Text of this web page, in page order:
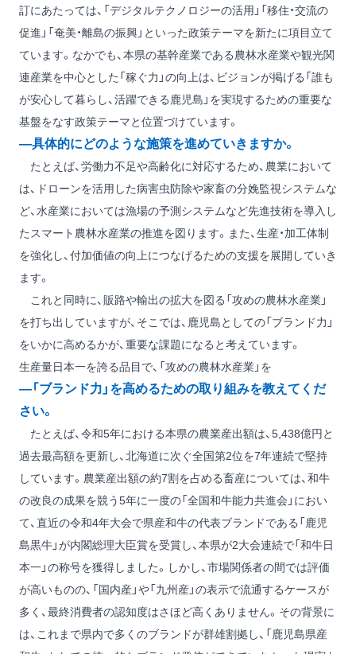
訂にあたっては、「デジタルテクノロジーの活用」「移住・交流の
促進」「奄美・離島の振興」といった政策テーマを新たに項目立て
ています。なかでも、本県の基幹産業である農林水産業や観光関
連産業を中心とした「稼ぐ力」の向上は、ビジョンが掲げる「誰も
が安心して暮らし、活躍できる鹿児島」を実現するための重要な
基盤をなす政策テーマと位置づけています。
―具体的にどのような施策を進めていきますか。
たとえば、労働力不足や高齢化に対応するため、農業において
は、ドローンを活用した病害虫防除や家畜の分娩監視システムな
ど、水産業においては漁場の予測システムなど先進技術を導入し
たスマート農林水産業の推進を図ります。また、生産・加工体制
を強化し、付加価値の向上につなげるための支援を展開していき
ます。
これと同時に、販路や輸出の拡大を図る「攻めの農林水産業」
を打ち出していますが、そこでは、鹿児島としての「ブランド力」
をいかに高めるかが、重要な課題になると考えています。
生産量日本一を誇る品目で、「攻めの農林水産業」を
―「ブランド力」を高めるための取り組みを教えてくだ
さい。
たとえば、令和5年における本県の農業産出額は、5,438億円と
過去最高額を更新し、北海道に次ぐ全国第2位を7年連続で堅持
しています。農業産出額の約7割を占める畜産については、和牛
の改良の成果を競う5年に一度の「全国和牛能力共進会」におい
て、直近の令和4年大会で県産和牛の代表ブランドである「鹿児
島黒牛」が内閣総理大臣賞を受賞し、本県が2大会連続で「和牛日
本一」の称号を獲得しました。しかし、市場関係者の間では評価
が高いものの、「国内産」や「九州産」の表示で流通するケースが
多く、最終消費者の認知度はさほど高くありません。その背景に
は、これまで県内で多くのブランドが群雄割拠し、「鹿児島県産